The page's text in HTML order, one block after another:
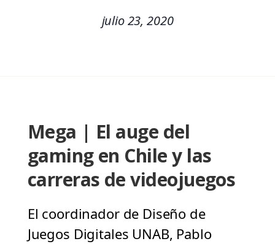
julio 23, 2020
Mega | El auge del
gaming en Chile y las
carreras de videojuegos
El coordinador de Diseño de
Juegos Digitales UNAB, Pablo